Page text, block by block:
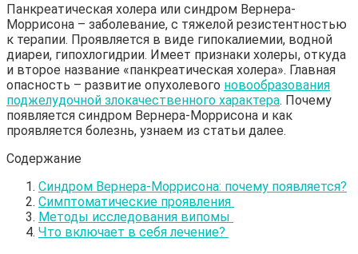
Панкреатическая холера или синдром Вернера-
Моррисона – заболевание, с тяжелой резистентностью
к терапии. Проявляется в виде гипокалиемии, водной
диареи, гипохлогидрии. Имеет признаки холеры, откуда
и второе название «панкреатическая холера». Главная
опасность – развитие опухолевого новообразования
поджелудочной злокачественного характера. Почему
появляется синдром Вернера-Моррисона и как
проявляется болезнь, узнаем из статьи далее.
Содержание
Синдром Вернера-Моррисона: почему появляется?
Симптоматические проявления
Методы исследования випомы
Что включает в себя лечение?